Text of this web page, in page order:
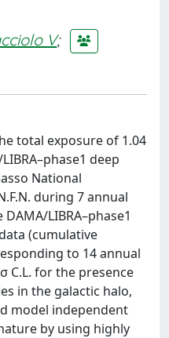
V;
total exposure of 1.04
deep
National
during 7 annual
LIBRA–phase1
(cumulative
to 14 annual
C.L. for the presence
in the galactic halo,
model independent
by using highly